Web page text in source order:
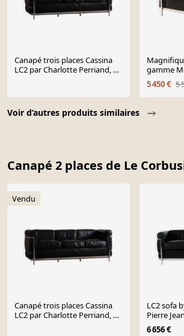
Voir d’autres produits similaires
Canapé trois places Cassina
LC2 par Charlotte Perriand, Le
gamme
5 450 € 5
Canapé 2 places de Le
Vendu
Canapé trois places Cassina
LC2 par Charlotte Perriand, Le
LC2 sofa
Pierre
Charlotte
6 656 €